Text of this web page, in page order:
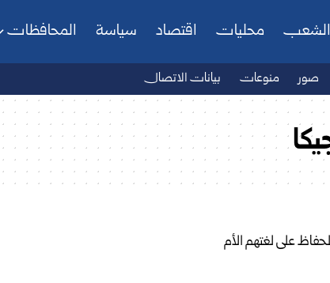
محليات اقتصاد سياسة المحافظات
صور منوعات بيانات الاتصال